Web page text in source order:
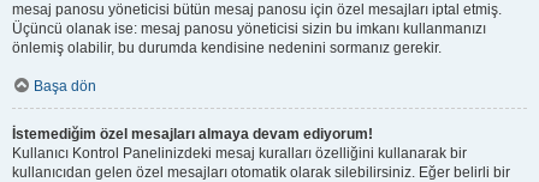
mesaj panosu yöneticisi bütün mesaj panosu için özel mesajları iptal etmiş.
Üçüncü olanak ise: mesaj panosu yöneticisi sizin bu imkanı kullanmanızı
önlemiş olabilir, bu durumda kendisine nedenini sormanız gerekir.
Başa dön
İstemediğim özel mesajları almaya devam ediyorum!
Kullanıcı Kontrol Panelinizdeki mesaj kuralları özelliğini kullanarak bir
kullanıcıdan gelen özel mesajları otomatik olarak silebilirsiniz. Eğer belirli bir